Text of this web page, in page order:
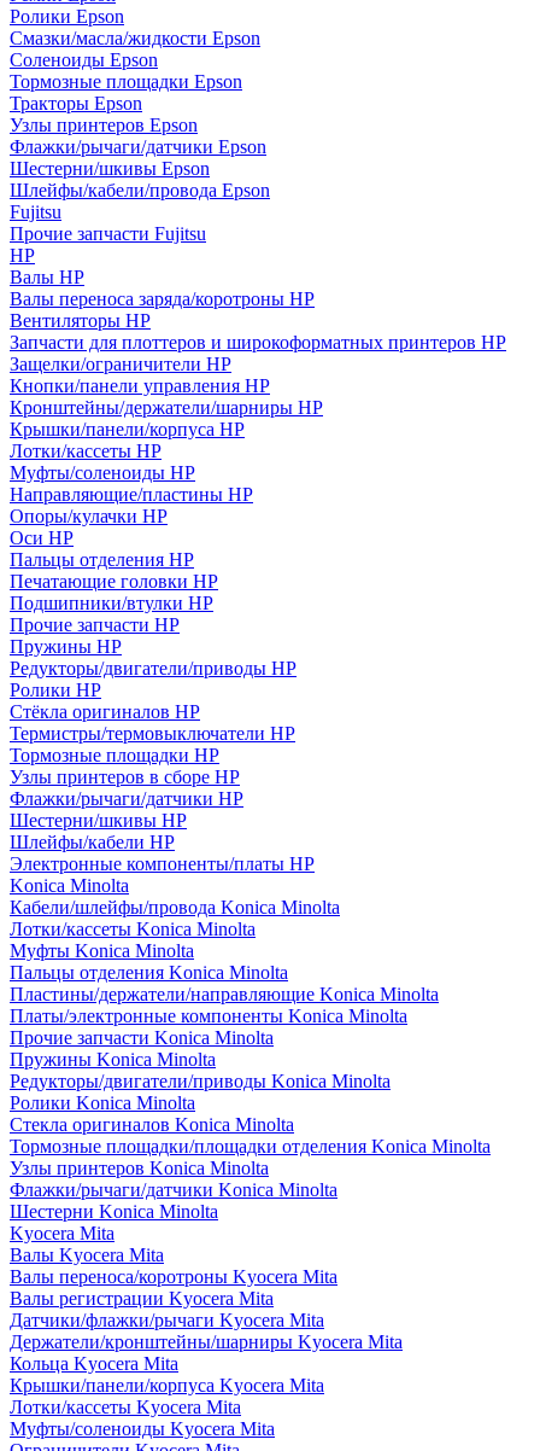
Ролики Epson
Смазки/масла/жидкости Epson
Соленоиды Epson
Тормозные площадки Epson
Тракторы Epson
Узлы принтеров Epson
Флажки/рычаги/датчики Epson
Шестерни/шкивы Epson
Шлейфы/кабели/провода Epson
Fujitsu
Прочие запчасти Fujitsu
HP
Валы HP
Валы переноса заряда/коротроны HP
Вентиляторы HP
Запчасти для плоттеров и широкоформатных принтеров HP
Защелки/ограничители HP
Кнопки/панели управления HP
Кронштейны/держатели/шарниры HP
Крышки/панели/корпуса HP
Лотки/кассеты HP
Муфты/соленоиды HP
Направляющие/пластины HP
Опоры/кулачки HP
Оси HP
Пальцы отделения HP
Печатающие головки HP
Подшипники/втулки HP
Прочие запчасти HP
Пружины HP
Редукторы/двигатели/приводы HP
Ролики HP
Стёкла оригиналов HP
Термистры/термовыключатели HP
Тормозные площадки HP
Узлы принтеров в сборе HP
Флажки/рычаги/датчики HP
Шестерни/шкивы HP
Шлейфы/кабели HP
Электронные компоненты/платы HP
Konica Minolta
Кабели/шлейфы/провода Konica Minolta
Лотки/кассеты Konica Minolta
Муфты Konica Minolta
Пальцы отделения Konica Minolta
Пластины/держатели/направляющие Konica Minolta
Платы/электронные компоненты Konica Minolta
Прочие запчасти Konica Minolta
Пружины Konica Minolta
Редукторы/двигатели/приводы Konica Minolta
Ролики Konica Minolta
Стекла оригиналов Konica Minolta
Тормозные площадки/площадки отделения Konica Minolta
Узлы принтеров Konica Minolta
Флажки/рычаги/датчики Konica Minolta
Шестерни Konica Minolta
Kyocera Mita
Валы Kyocera Mita
Валы переноса/коротроны Kyocera Mita
Валы регистрации Kyocera Mita
Датчики/флажки/рычаги Kyocera Mita
Держатели/кронштейны/шарниры Kyocera Mita
Кольца Kyocera Mita
Крышки/панели/корпуса Kyocera Mita
Лотки/кассеты Kyocera Mita
Муфты/соленоиды Kyocera Mita